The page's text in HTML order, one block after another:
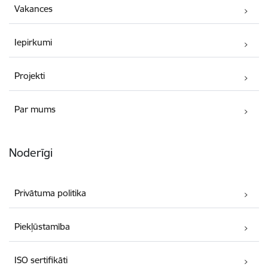
Vakances
Iepirkumi
Projekti
Par mums
Noderīgi
Privātuma politika
Piekļūstamība
ISO sertifikāti